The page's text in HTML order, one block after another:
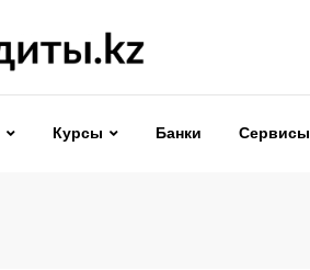
Курсы Банки Сервисы